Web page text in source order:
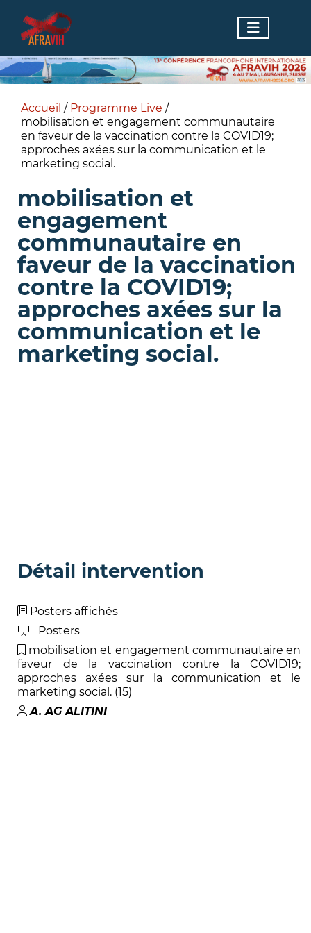
Accueil / Programme Live /
mobilisation et engagement communautaire
en faveur de la vaccination contre la COVID19;
approches axées sur la communication et le
marketing social.
mobilisation et
engagement
communautaire en
faveur de la vaccination
contre la COVID19;
approches axées sur la
communication et le
marketing social.
Détail intervention
Posters affichés
Posters
mobilisation et engagement communautaire en
faveur de la vaccination contre la COVID19;
approches axées sur la communication et le
marketing social. (15)
A.AG ALITINI